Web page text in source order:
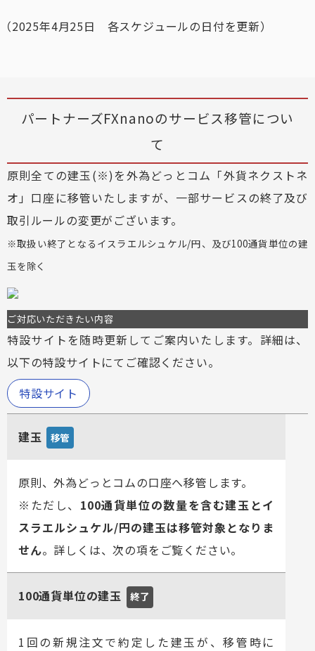
（2025年4月25日 各スケジュールの日付を更新）
パートナーズFXnanoのサービス移管につい
て
原則全ての建玉(※)を外為どっとコム「外貨ネクストネ
オ」口座に移管いたしますが、一部サービスの終了及び
取引ルールの変更がございます。
※取扱い終了となるイスラエルシュケル/円、及び100通貨単位の建
玉を除く
ご対応いただきたい内容
特設サイトを随時更新してご案内いたします。詳細は、
以下の特設サイトにてご確認ください。
特設サイト
建玉 移管
原則、外為どっとコムの口座へ移管します。
※ただし、 100通貨単位の数量を含む建玉とイ
スラエルシュケル/円の建玉は移管対象となりま
せん。詳しくは、次の項をご覧ください。
100通貨単位の建玉 終了
1回の新規注文で約定した建玉が、移管時に